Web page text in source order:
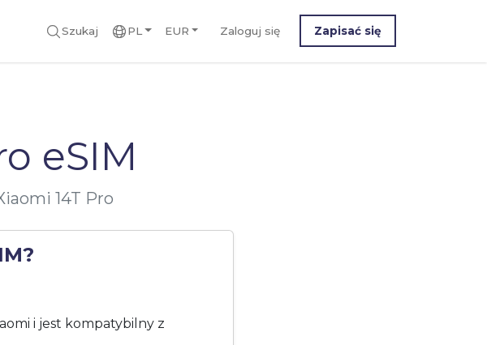
Szukaj PL EUR Zaloguj się Zapisać się
eSIM
14T Pro
i jest kompatybilny z